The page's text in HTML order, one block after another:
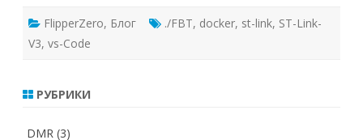
FlipperZero, Блог ./FBT, docker, st-link, ST-Link-
V3, vs-Code
РУБРИКИ
DMR (3)